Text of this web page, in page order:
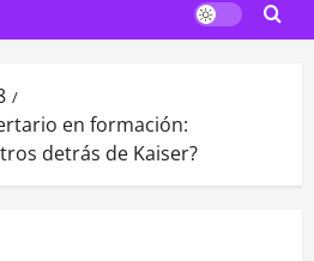
en formación:
detrás de Kaiser?